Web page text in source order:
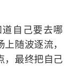
自己要去哪
随波逐流，
，最终把自己